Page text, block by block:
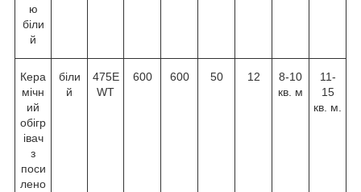
ю
біли
й
Кера
мічн
ий
обігр
івач
з
поси
лено
біли
й
475E
WT
600 600 50 12
8-10
кв. м
11-
15
кв. м.